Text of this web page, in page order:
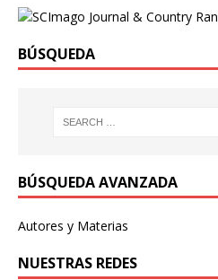
BÚSQUEDA
BÚSQUEDA AVANZADA
Autores y Materias
NUESTRAS REDES